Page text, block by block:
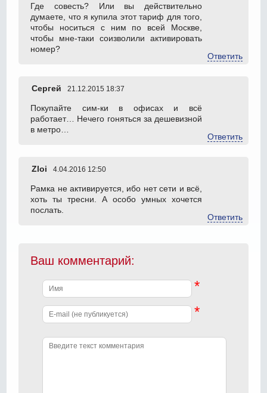
Где совесть? Или вы действительно
думаете, что я купила этот тариф для того,
чтобы носиться с ним по всей Москве,
чтобы мне-таки соизволили активировать
номер?
Ответить
Сергей 21.12.2015 18:37
Покупайте сим-ки в офисах и всё
работает… Нечего гоняться за дешевизной
в метро…
Ответить
Zloi 4.04.2016 12:50
Рамка не активируется, ибо нет сети и всё,
хоть ты тресни. А особо умных хочется
послать.
Ответить
Ваш комментарий:
*
*